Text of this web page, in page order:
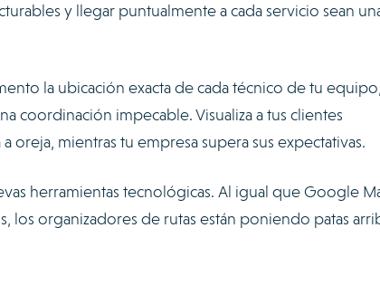
y llegar puntualmente a cada servicio sean
la ubicación exacta de cada técnico de tu
coordinación impecable. Visualiza a tus clientes
oreja, mientras tu empresa supera sus expectativas.
herramientas tecnológicas. Al igual que Google
los organizadores de rutas están poniendo patas